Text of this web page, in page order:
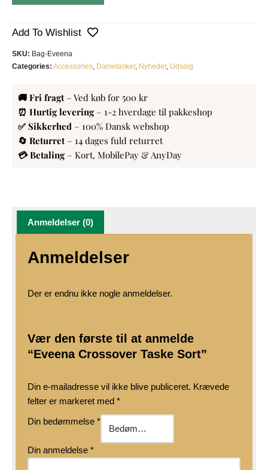
Add To Wishlist
SKU: Bag-Eveena
Categories: Accessories, Dametasker, Nyheder, Udsalg
🚚 Fri fragt – Ved køb for 500 kr
⏰ Hurtig levering – 1-2 hverdage til pakkeshop
✅ Sikkerhed – 100% Dansk webshop
🔄 Returret – 14 dages fuld returret
💳 Betaling – Kort, MobilePay & AnyDay
Anmeldelser (0)
Anmeldelser
Der er endnu ikke nogle anmeldelser.
Vær den første til at anmelde
“Eveena Crossover Taske Sort”
Din e-mailadresse vil ikke blive publiceret. Krævede
felter er markeret med *
Din bedømmelse *
Din anmeldelse *